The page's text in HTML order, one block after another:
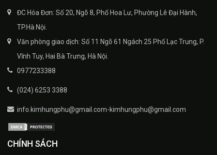
ĐC Hóa Đơn: Số 20, Ngõ 8, Phố Hoa Lư, Phường Lê Đại Hành,
TP.Hà Nội.
Văn phòng giao dịch: Số 11 Ngõ 61 Ngách 25 Phố Lạc Trung, P.
Vĩnh Tuy, Hai Bà Trưng, Hà Nội.
0977233388
(024) 6253 3388
info.kimhungphu@gmail.com-kimhungphu@gmail.com
CHÍNH SÁCH